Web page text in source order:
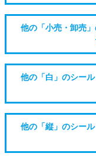
他の「小売・卸売
他の「白」のシー
他の「縦」のシー